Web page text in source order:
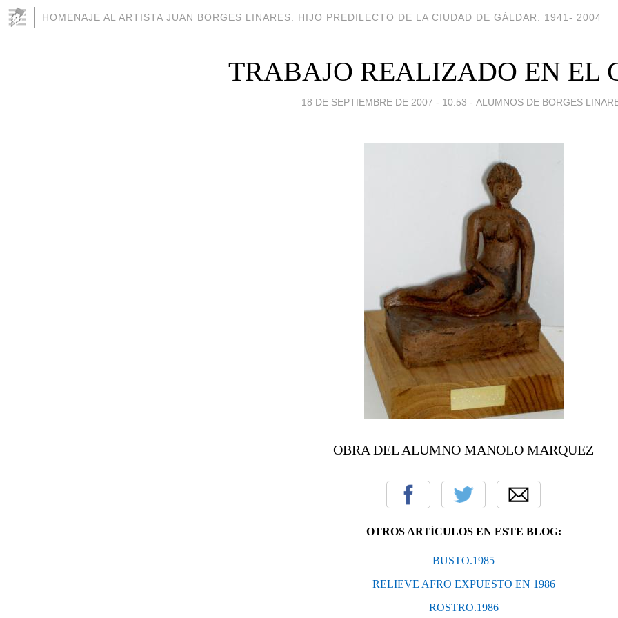
HOMENAJE AL ARTISTA JUAN BORGES LINARES. HIJO PREDILECTO DE LA CIUDAD DE GÁLDAR. 1941- 2004
TRABAJO REALIZADO EN EL
18 DE SEPTIEMBRE DE 2007 - 10:53 - ALUMNOS DE BORGES
OBRA DEL ALUMNO MANOLO MARQUEZ
OTROS ARTÍCULOS EN ESTE BLOG:
BUSTO.1985
RELIEVE AFRO EXPUESTO EN 1986
ROSTRO.1986